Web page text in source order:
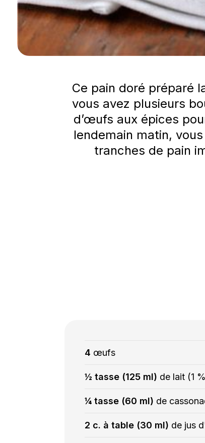
Ce pain doré préparé
vous avez plusieurs
d’œufs aux épices
lendemain matin,
tranches de pain
4 œufs
½ tasse (125 ml) de lait (1
¼ tasse (60 ml) de
2 c. à table (30 ml) de jus